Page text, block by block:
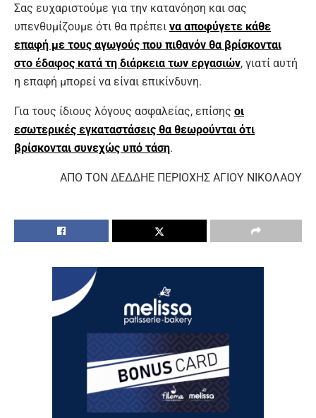
Σας ευχαριστούμε για την κατανόηση και σας
υπενθυμίζουμε ότι θα πρέπει να αποφύγετε κάθε
επαφή με τους αγωγούς που πιθανόν θα βρίσκονται
στο έδαφος κατά τη διάρκεια των εργασιών, γιατί αυτή
η επαφή μπορεί να είναι επικίνδυνη.
Για τους ίδιους λόγους ασφαλείας, επίσης οι
εσωτερικές εγκαταστάσεις θα θεωρούνται ότι
βρίσκονται συνεχώς υπό τάση.
ΑΠΟ ΤΟΝ ΔΕΔΔΗΕ ΠΕΡΙΟΧΗΣ ΑΓΙΟΥ ΝΙΚΟΛΑΟΥ